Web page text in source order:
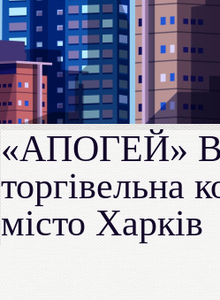
«АПОГЕЙ»
торгівельна
місто Харків